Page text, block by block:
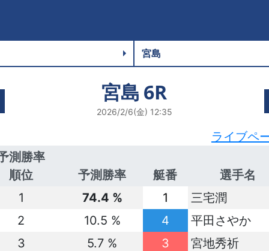
宮島 6R
2026/2/6(金) 12:35
ライブペ
測勝率
順位
予測勝率 艇番
選手名
1
74.4 % 1
三宅潤
2
10.5 % 4
平田さやか
3
5.7 % 3
宮地秀祈